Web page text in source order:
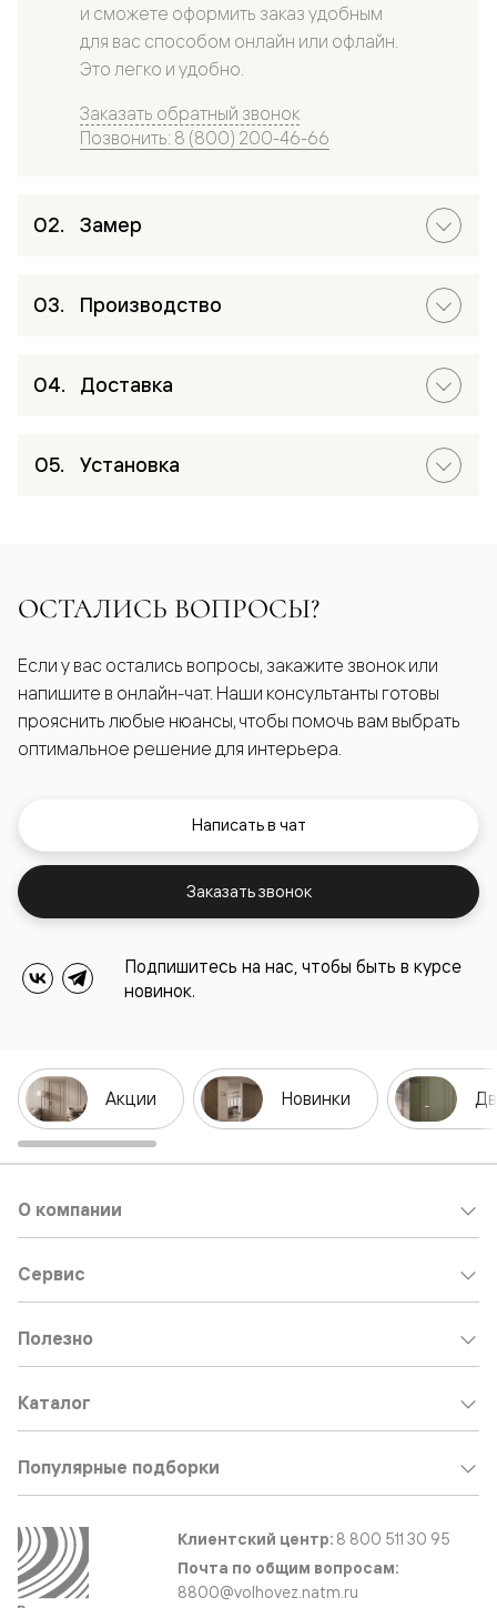
и сможете оформить заказ удобным
для вас способом онлайн или офлайн.
Это легко и удобно.
Заказать обратный звонок
Позвонить: 8 (800) 200-46-66
Замер
Производство
Доставка
Установка
ОСТАЛИСЬ ВОПРОСЫ?
Если у вас остались вопросы, закажите звонок или
напишите в онлайн-чат. Наши консультанты готовы
прояснить любые нюансы, чтобы помочь вам выбрать
оптимальное решение для интерьера.
Написать в чат
Заказать звонок
Подпишитесь на нас, чтобы быть в курсе
новинок.
Акции Новинки
О компании
Сервис
Полезно
Каталог
Популярные подборки
Клиентский центр: 8 800 511 30 95
Почта по общим вопросам:
8800@volhovez.natm.ru